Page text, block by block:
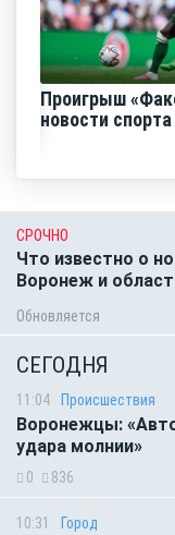
Проигрыш
новости
СРОЧНО
Что известно о
Воронеж и
Обновляется
СЕГОДНЯ
11:04 Происшествия
Воронежцы:
удара молнии»
0 836
10:31 Город